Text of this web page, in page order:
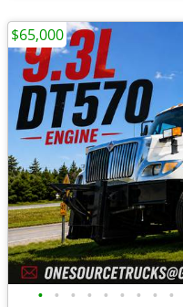
• • • • • • • • •
$65,000